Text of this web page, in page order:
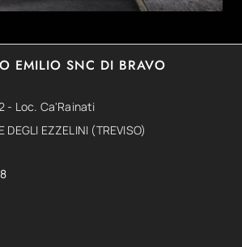
EMILIO SNC DI BRAVO
- Loc. Ca'Rainati
EZZELINI (TREVISO)